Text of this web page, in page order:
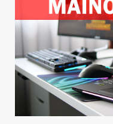
VAIHDA TEEMA
HAKU